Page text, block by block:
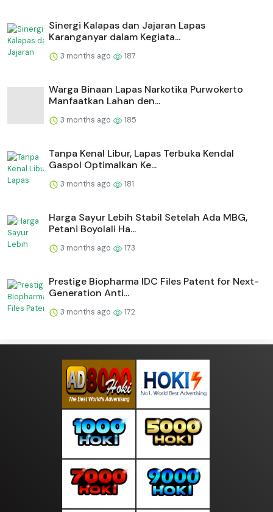
⁠Sinergi Kalapas dan Jajaran Lapas
Karanganyar dalam Kegiata...
3 months ago 187
Warga Binaan Lapas Narkotika Purwokerto
Manfaatkan Lahan den...
3 months ago 185
Tanpa Kenal Libur, Lapas Terbuka Kendal
Gaspol Optimalkan Ke...
3 months ago 181
Harga Sayur Lebih Stabil Setelah Ada MBG,
Petani Boyolali Ha...
3 months ago 173
Prestige Biopharma IDC Files Patent for Next-
Generation Anti...
3 months ago 172